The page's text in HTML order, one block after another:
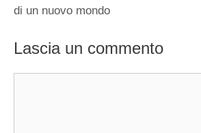
di un nuovo mondo
Lascia un commento